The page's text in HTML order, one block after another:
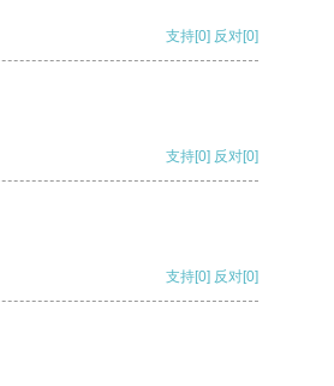
支持[0] 反对[0]
支持[0] 反对[0]
支持[0] 反对[0]